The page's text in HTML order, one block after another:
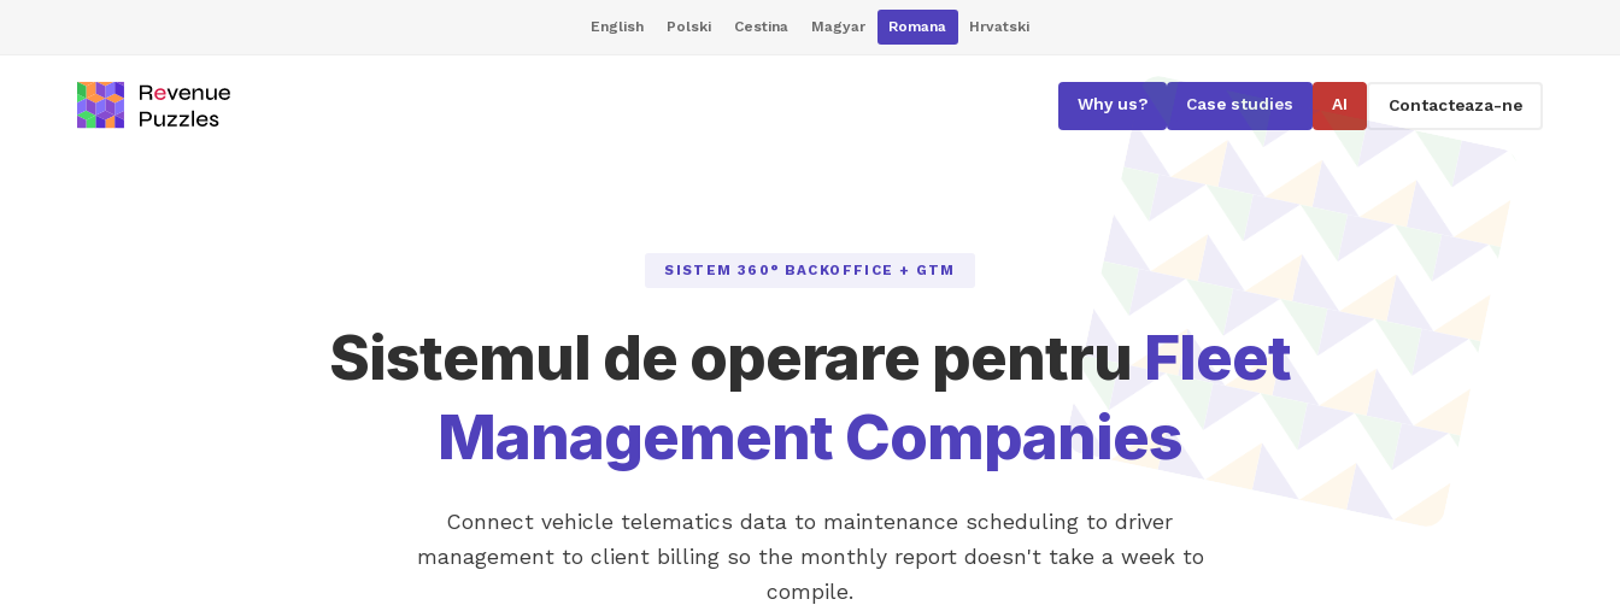
English Polski Cestina Magyar Romana Hrvatski
Why us? Case studies AI Contacteaza-ne
SISTEM 360° BACKOFFICE + GTM
Sistemul de operare pentru Fleet
Management Companies
Connect vehicle telematics data to maintenance scheduling to driver
management to client billing so the monthly report doesn't take a week to
compile.